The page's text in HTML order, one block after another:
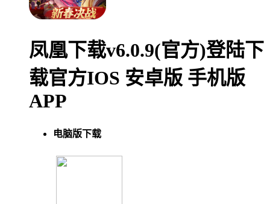
凤凰下载v6.0.9(官方)登陆下
载官方IOS 安卓版 手机版
APP
电脑版下载